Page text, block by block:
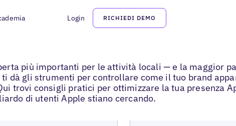
Login RICHIEDI DEMO
più importanti per le attività locali — e la maggior
dà gli strumenti per controllare come il tuo brand
trovi consigli pratici per ottimizzare la tua presenza
di utenti Apple stiano cercando.